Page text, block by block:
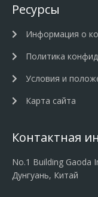
Ресурсы
Информация о
Политика
Условия и
Карта сайта
Контактная
No.1 Building Gaoda
Дунгуань, Китай